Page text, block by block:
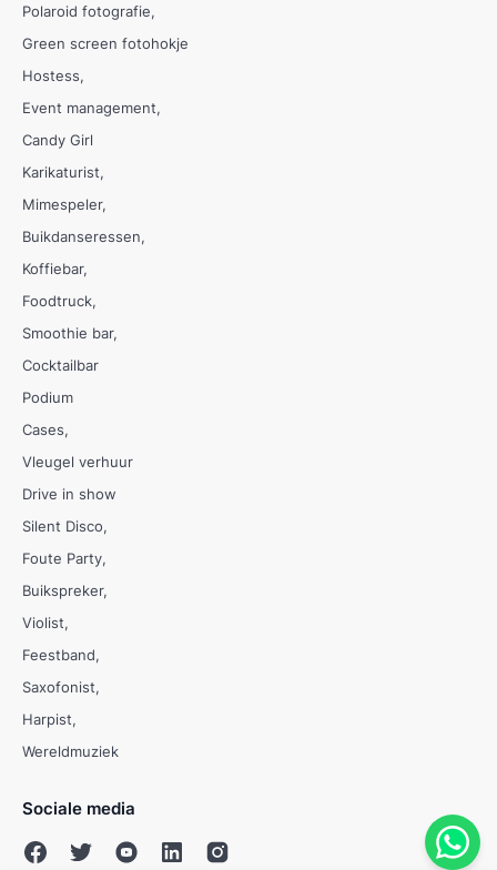
Polaroid fotografie
Green screen fotohokje
Hostess
Event management
Candy Girl
Karikaturist
Mimespeler
Buikdanseressen
Koffiebar
Foodtruck
Smoothie bar
Cocktailbar
Podium
Cases
Vleugel verhuur
Drive in show
Silent Disco
Foute Party
Buikspreker
Violist
Feestband
Saxofonist
Harpist
Wereldmuziek
Sociale media